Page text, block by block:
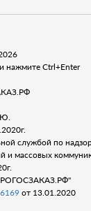
нажмите Ctrl+Enter
службой по
и массовых
от 13.01.2020